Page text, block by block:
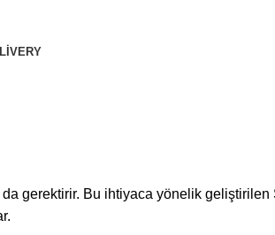
da gerektirir. Bu ihtiyaca yönelik geliştirilen